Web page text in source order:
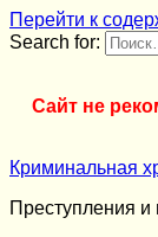
Перейти к
Search for:
Сайт не
Криминальная
Преступления и